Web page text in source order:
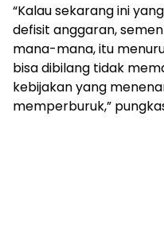
“Kalau sekarang ini
defisit anggaran,
mana-mana, itu
bisa dibilang tidak
kebijakan yang
memperburuk,”